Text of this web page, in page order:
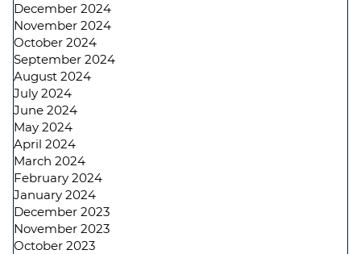
December 2024
November 2024
October 2024
September 2024
August 2024
July 2024
June 2024
May 2024
April 2024
March 2024
February 2024
January 2024
December 2023
November 2023
October 2023